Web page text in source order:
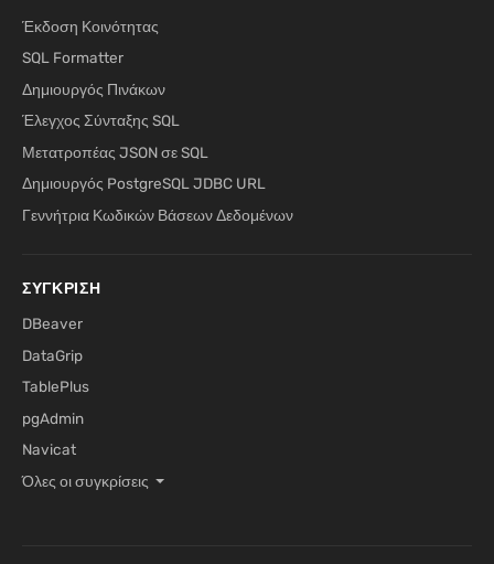
Έκδοση Κοινότητας
SQL Formatter
Δημιουργός Πινάκων
Έλεγχος Σύνταξης SQL
Μετατροπέας JSON σε SQL
Δημιουργός PostgreSQL JDBC URL
Γεννήτρια Κωδικών Βάσεων Δεδομένων
ΣΎΓΚΡΙΣΗ
DBeaver
DataGrip
TablePlus
pgAdmin
Navicat
Όλες οι συγκρίσεις